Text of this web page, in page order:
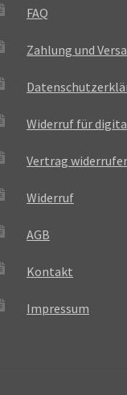
FAQ
Zahlung und
Widerruf für
Vertrag
Widerruf
AGB
Kontakt
Impressum